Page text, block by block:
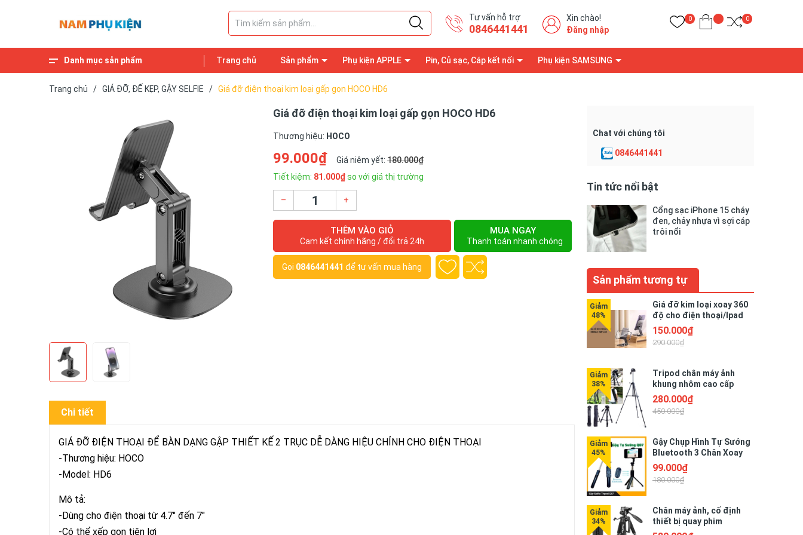
Tư vấn hỗ trợ
0846441441
Xin chào!
Đăng nhập
0 0
Danh mục sản phẩm Trang chủ Sản phẩm Phụ kiện APPLE Pin, Củ sạc, Cáp kết nối Phụ kiện SAMSUNG
Trang chủ / GIÁ ĐỠ, ĐẾ KẸP, GẬY SELFIE / Giá đỡ điện thoại kim loại gấp gọn HOCO HD6
Giá đỡ điện thoại kim loại gấp gọn HOCO HD6
Thương hiệu: HOCO
99.000₫ Giá niêm yết: 180.000₫
Tiết kiệm: 81.000₫so với giá thị trường
– +
THÊM VÀO GIỎ
Cam kết chính hãng / đổi trả 24h
MUA NGAY
Thanh toán nhanh chóng
Gọi 0846441441 để tư vấn mua hàng
Chi tiết
GIÁ ĐỠ ĐIỆN THOẠI ĐỂ BÀN DẠNG GẬP THIẾT KẾ 2 TRỤC DỄ DÀNG HIỆU CHỈNH CHO ĐIỆN THOẠI
-Thương hiệu: HOCO
-Model: HD6
Mô tả:
-Dùng cho điện thoại từ 4.7" đến 7"
-Có thể xếp gọn tiện lợi
Chat với chúng tôi
0846441441
Tin tức nổi bật
Cổng sạc iPhone 15 cháy
đen, chảy nhựa vì sợi cáp
trôi nổi
Sản phẩm tương tự
Giá đỡ kim loại xoay 360
độ cho điện thoại/Ipad
Remax RM-C38
150.000₫
290.000₫
Tripod chân máy ảnh
khung nhôm cao cấp
NeePho NP-8810
280.000₫
450.000₫
Gậy Chụp Hình Tự Sướng
Bluetooth 3 Chân Xoay
Đa Năng Q07
99.000₫
180.000₫
Chân máy ảnh, cố định
thiết bị quay phim
TRIPOD NEEPHO 8850